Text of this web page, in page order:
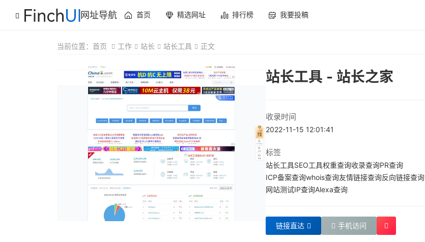
网址导航 首页 精选网址 排行榜 我要投稿
当前位置： 首页 工作 站长 站长工具 正文
站长工具 - 站长之家
收录时间
2022-11-15 12:01:41
标签
站长工具SEO工具权重查询收录查询PR查询
ICP备案查询whois查询友情链接查询反向链接查询
网站测试IP查询Alexa查询
链接直达 手机访问